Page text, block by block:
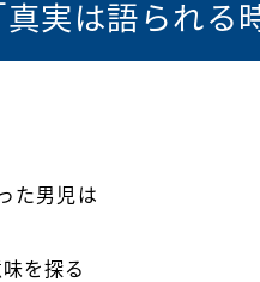
真実は語られる
た男児は
を探る